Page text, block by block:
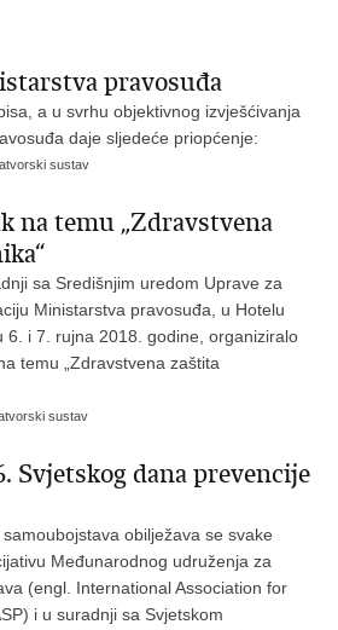
pravosuđa
a u svrhu objektivnog izvješćivanja
daje sljedeće priopćenje:
sustav
na temu „Zdravstvena
sa Središnjim uredom Uprave za
Ministarstva pravosuđa, u Hotelu
6. i 7. rujna 2018. godine, organiziralo
temu „Zdravstvena zaštita
sustav
Svjetskog dana prevencije
obilježava se svake
Međunarodnog udruženja za
(engl. International Association for
i u suradnji sa Svjetskom